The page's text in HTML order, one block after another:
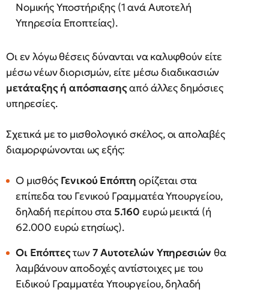
Νομικής Υποστήριξης (1 ανά Αυτοτελή
Υπηρεσία Εποπτείας).
Οι εν λόγω θέσεις δύνανται να καλυφθούν είτε
μέσω νέων διορισμών, είτε μέσω διαδικασιών
μετάταξης ή απόσπασηςαπό άλλες δημόσιες
υπηρεσίες.
Σχετικά με το μισθολογικό σκέλος, οι απολαβές
διαμορφώνονται ως εξής:
Ο μισθός Γενικού Επόπτη ορίζεται στα
επίπεδα του Γενικού Γραμματέα Υπουργείου,
δηλαδή περίπου στα5.160ευρώ μεικτά (ή
62.000 ευρώ ετησίως).
Οι Επόπτεςτων7 Αυτοτελών Υπηρεσιώνθα
λαμβάνουν αποδοχές αντίστοιχες με του
Ειδικού Γραμματέα Υπουργείου, δηλαδή